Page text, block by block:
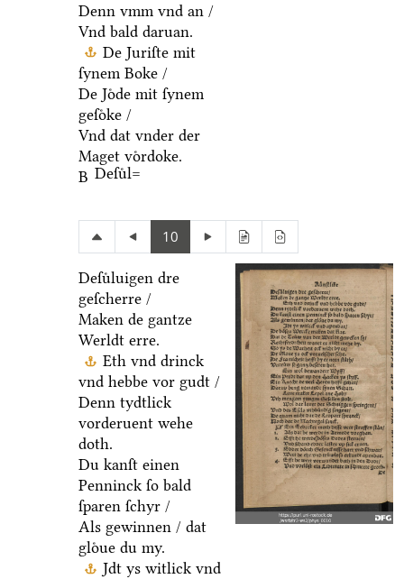
Denn vmm vnd an /
Vnd bald daruan.
De Juriſte mit
ſynem Boke /
De Joͤde mit ſynem
geſoͤke /
Vnd dat vnder der
Maget voͤrdoke.
B Deſuͤl=
10
Deſuͤluigen dre
geſcherre /
Maken de gantze
Werldt erre.
Eth vnd drinck
vnd hebbe vor gudt /
Denn tydtlick
vorderuent wehe
doth.
Du kanſt einen
Penninck ſo bald
ſparen ſchyr /
Als gewinnen / dat
gloͤue du my.
Jdt ys witlick vnd